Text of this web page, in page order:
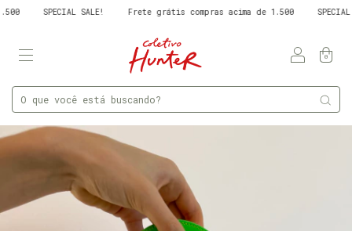
SPECIAL SALE! Frete grátis compras acima de 1.500 SPECIAL
0